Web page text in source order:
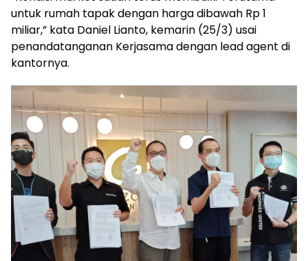
untuk rumah tapak dengan harga dibawah Rp 1
miliar,” kata Daniel Lianto, kemarin (25/3) usai
penandatanganan Kerjasama dengan lead agent di
kantornya.